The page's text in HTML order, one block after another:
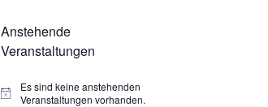
Anstehende
Veranstaltungen
Hinweis
Es sind keine anstehenden
Veranstaltungen vorhanden.